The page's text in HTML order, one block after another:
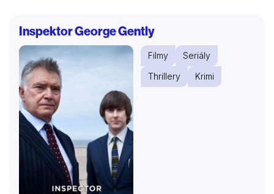
Inspektor George Gently
Filmy
Seriály
Thrillery
Krimi